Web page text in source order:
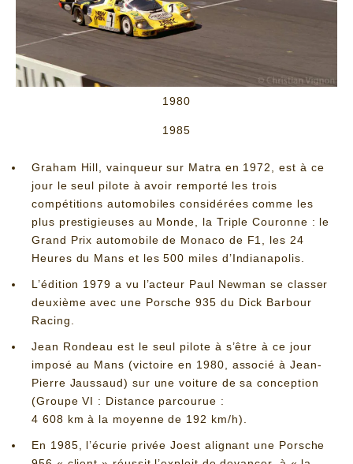
1980
1985
Graham Hill, vainqueur sur Matra en 1972, est à ce
jour le seul pilote à avoir remporté les trois
compétitions automobiles considérées comme les
plus prestigieuses au Monde, la Triple Couronne : le
Grand Prix automobile de Monaco de F1, les 24
Heures du Mans et les 500 miles d’Indianapolis.
L’édition 1979 a vu l’acteur Paul Newman se classer
deuxième avec une Porsche 935 du Dick Barbour
Racing.
Jean Rondeau est le seul pilote à s’être à ce jour
imposé au Mans (victoire en 1980, associé à Jean-
Pierre Jaussaud) sur une voiture de sa conception
(Groupe VI : Distance parcourue :
4 608 km à la moyenne de 192 km/h).
En 1985, l’écurie privée Joest alignant une Porsche